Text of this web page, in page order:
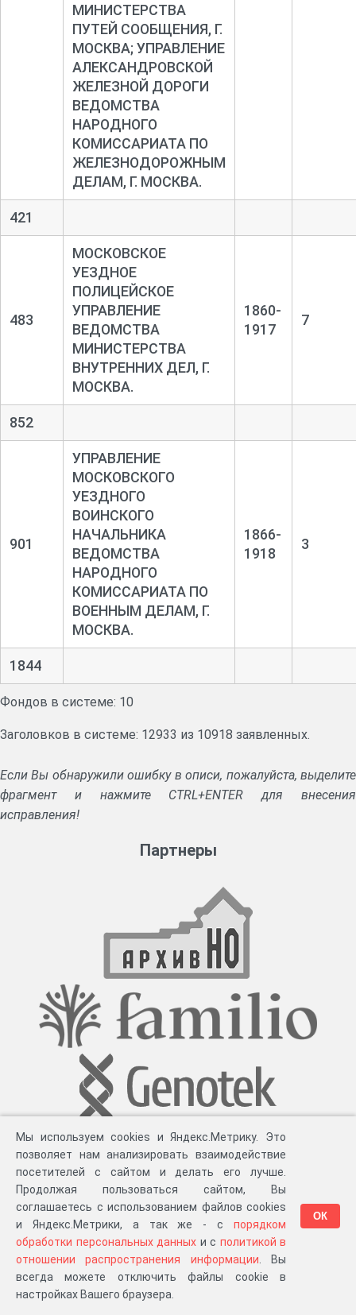
МИНИСТЕРСТВА
ПУТЕЙ СООБЩЕНИЯ, Г.
МОСКВА; УПРАВЛЕНИЕ
АЛЕКСАНДРОВСКОЙ
ЖЕЛЕЗНОЙ ДОРОГИ
ВЕДОМСТВА
НАРОДНОГО
КОМИССАРИАТА ПО
ЖЕЛЕЗНОДОРОЖНЫМ
ДЕЛАМ, Г. МОСКВА.
421
483
МОСКОВСКОЕ
УЕЗДНОЕ
ПОЛИЦЕЙСКОЕ
УПРАВЛЕНИЕ
ВЕДОМСТВА
МИНИСТЕРСТВА
ВНУТРЕННИХ ДЕЛ, Г.
МОСКВА.
1860-
1917
7
852
901
УПРАВЛЕНИЕ
МОСКОВСКОГО
УЕЗДНОГО
ВОИНСКОГО
НАЧАЛЬНИКА
ВЕДОМСТВА
НАРОДНОГО
КОМИССАРИАТА ПО
ВОЕННЫМ ДЕЛАМ, Г.
МОСКВА.
1866-
1918
3
1844
Фондов в системе: 10
Заголовков в системе: 12933 из 10918 заявленных.
Если Вы обнаружили ошибку в описи, пожалуйста, выделите
фрагмент и нажмите CTRL+ENTER для внесения
исправления!
Партнеры
Разработка компании «Великіе предки», 2023-2026 гг. Блог.Суть проекта
Персональные данные.Распространение информации . ЧаВО. Сборка 111.39
Мы используем cookies и Яндекс.Метрику. Это
позволяет нам анализировать взаимодействие
посетителей с сайтом и делать его лучше.
Продолжая пользоваться сайтом, Вы
соглашаетесь с использованием файлов cookies
и Яндекс.Метрики, а так же - с порядком
обработки персональных данных и с политикой в
отношении распространения информации . Вы
всегда можете отключить файлы cookie в
настройках Вашего браузера.
ОК
в «Мои документы»
…или в один из ваших проектов: